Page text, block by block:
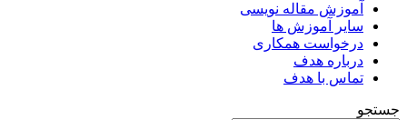
آموزش مقاله نویسی
سایر آموزش ها
درخواست همکاری
درباره هدف
تماس با هدف
جستجو